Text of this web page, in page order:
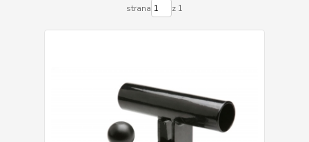
strana z 1